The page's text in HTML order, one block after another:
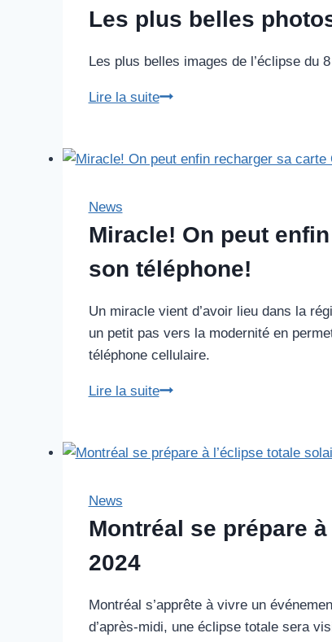
Royal
Les plus belles
Les plus belles images de l’éclipse du
Lire la suiteLes
photos
du
avril
News
Miracle! On peut
son téléphone!
Un miracle vient d’avoir lieu dans la
un petit pas vers la modernité en
téléphone cellulaire.
Lire la suiteMiracle!
enfin
carte
téléphone!
News
Montréal se prépare
2024
Montréal s’apprête à vivre un
d’après-midi, une éclipse totale sera